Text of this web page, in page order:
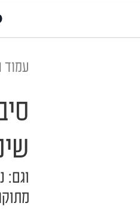
עמוד
וגם:
מתוקה להפליא |